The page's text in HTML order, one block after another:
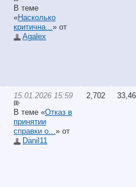
В теме
«Насколько
критична...» от
Agalex
15.01.2026 15:59
В теме «Отказ в
принятии
справки о...» от
Danil11
2,702